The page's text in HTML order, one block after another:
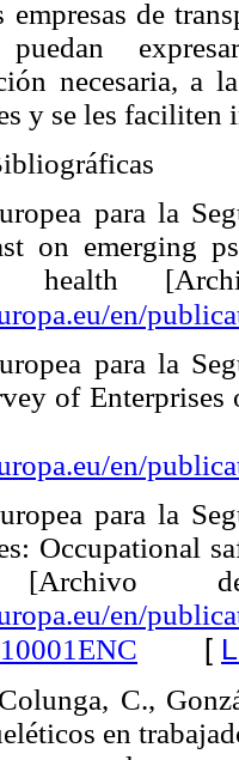
de
puedan
necesaria, a
y se les faciliten
para la
on emerging
health
en/
para la
of
en/
para la
Occupational
[Archivo
en/
[
C.,
en